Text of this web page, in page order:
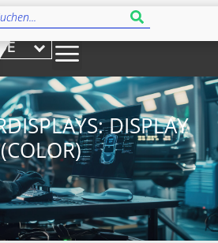
DISPLAY
(COLOR)